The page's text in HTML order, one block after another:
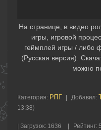
На странице, в видео
игры, игровой
геймплей игры / либо
(Русская версия).
можно
Категория: РПГ Добавил:
13:38)
Загрузок: 1636 Рейтинг: